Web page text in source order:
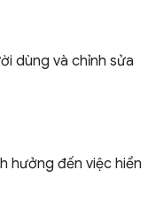
dùng và chỉnh sửa
hưởng đến việc hiển